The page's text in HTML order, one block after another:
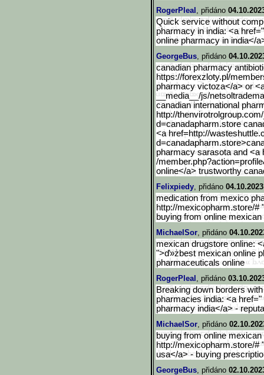
RogerPleal , přidáno
Quick service without
pharmacy in india: <a
online pharmacy in india</
GeorgeBus, přidáno
canadian pharmacy
https://forexzloty.pl/
pharmacy victoza</a> or
__media__/js/
canadian international
http://thenvirotrolgroup.
d=canadapharm.store
<a href=http://
pharmacy sarasota and <a
/
online</a> trustworthy
Felixpiedy, přidáno
medication from mexico
http://mexicopharm.store/#
buying from online
MichaelSor, přidáno
mexican drugstore online:
">ď»żbest mexican online
pharmaceuticals online
RogerPleal , přidáno
Breaking down borders
pharmacies india: <a
pharmacy india</a> -
MichaelSor, přidáno
buying from online
http://mexicopharm.store/#
usa</a> - buying
GeorgeBus, přidáno